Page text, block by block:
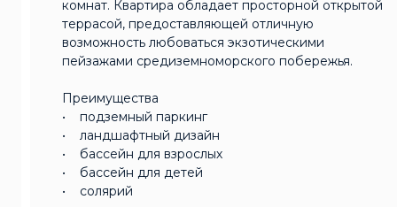
комнат. Квартира обладает просторной открытой
террасой, предоставляющей отличную
возможность любоваться экзотическими
пейзажами средиземноморского побережья.
Преимущества
• подземный паркинг
• ландшафтный дизайн
• бассейн для взрослых
• бассейн для детей
• солярий